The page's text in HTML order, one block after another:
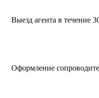
Выезд агента в течение
Оформление